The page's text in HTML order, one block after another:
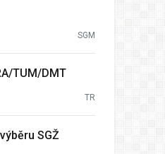
SGM
TUM/DMT
TR
SGŽ